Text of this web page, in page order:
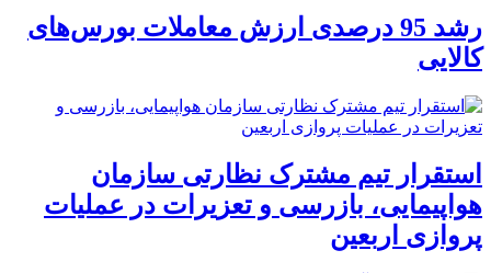
رشد 95 درصدی ارزش معاملات بورس‌های
کالایی
استقرار تیم مشترک نظارتی سازمان
هواپیمایی، بازرسی و تعزیرات در عملیات
پروازی اربعین